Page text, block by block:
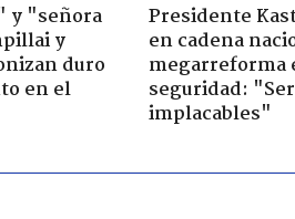
y "señora
y
duro
en el
Presidente
en cadena
megarreforma
seguridad:
implacables"